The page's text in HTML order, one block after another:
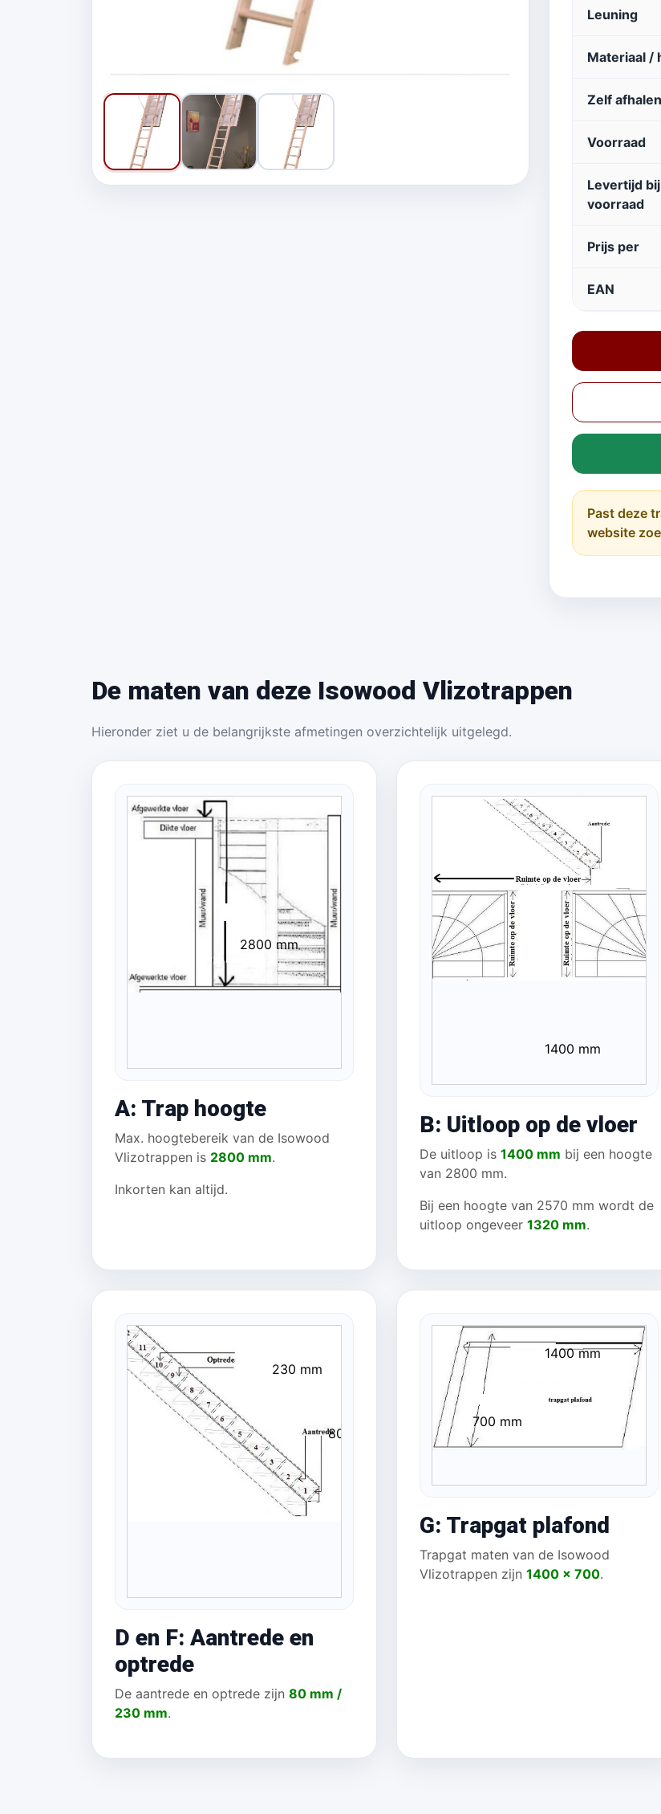
Leuning
Materiaal /
Zelf
Voorraad
Levertijd
voorraad
Prijs per
EAN
Past deze
website
De maten van deze Isowood Vlizotrappen
Hieronder ziet u de belangrijkste afmetingen overzichtelijk uitgelegd.
2800 mm
A: Trap hoogte
Max. hoogtebereik van de Isowood
Vlizotrappen is 2800 mm.
Inkorten kan altijd.
1400 mm
B: Uitloop op de vloer
De uitloop is 1400 mm bij een hoogte
van 2800 mm.
Bij een hoogte van 2570 mm wordt de
uitloop ongeveer 1320 mm.
230 mm
80 mm
D en F: Aantrede en
optrede
De aantrede en optrede zijn 80 mm /
230 mm.
1400 mm
700 mm
G: Trapgat plafond
Trapgat maten van de Isowood
Vlizotrappen zijn 1400 x 700.